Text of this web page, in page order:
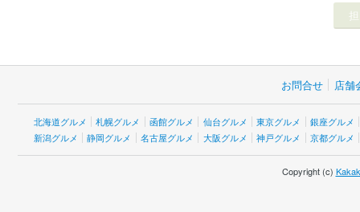
お問合せ 店舗
北海道グルメ 札幌グルメ 函館グルメ 仙台グルメ 東京グルメ
銀座グルメ
新潟グルメ
静岡グルメ 名古屋グルメ 大阪グルメ 神戸グルメ 京都グルメ
Copyright (c)